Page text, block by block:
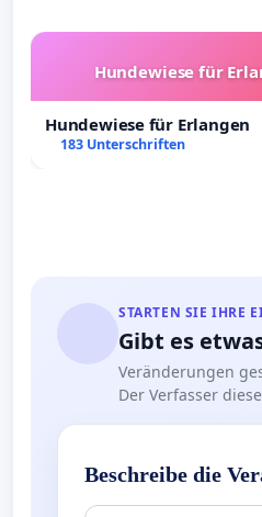
Hundewiese für
Hundewiese für Erlangen
183 Unterschriften
STARTEN SIE IHRE
Gibt es
Veränderungen
Der Verfasser
Beschreibe die